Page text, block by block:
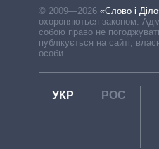
© 2009—2026 «Слово і
охороняються законом.
собою право не
публікується на сайті,
особи.
УКР РОС